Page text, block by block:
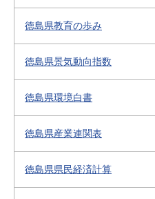
徳島県教育の歩み
徳島県景気動向指数
徳島県環境白書
徳島県産業連関表
徳島県県民経済計算